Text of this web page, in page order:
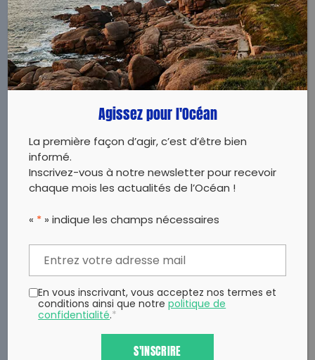
LIRE
Agissez pour l'Océan
La première façon d’agir, c’est d’être bien
informé.
Inscrivez-vous à notre newsletter pour recevoir
chaque mois les actualités de l’Océan !
« * » indique les champs nécessaires
En vous inscrivant, vous acceptez nos termes et
conditions ainsi que notrepolitique de
confidentialité.*
S'INSCRIRE